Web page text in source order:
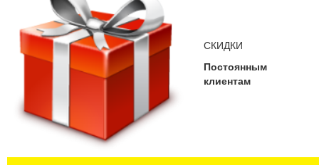
СКИДКИ
Постоянным
клиентам